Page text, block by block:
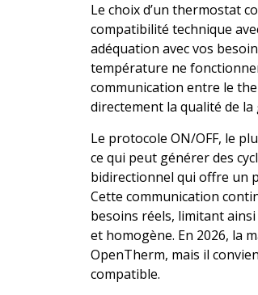
Le choix d’un thermostat
compatibilité technique
adéquation avec vos
température ne
communication entre le
directement la qualité de
Le protocole ON/OFF, le
ce qui peut générer des
bidirectionnel qui offre un
Cette communication
besoins réels, limitant
et homogène. En 2026, la
OpenTherm, mais il
compatible.